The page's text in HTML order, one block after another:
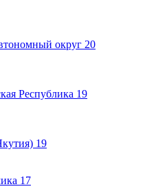
округ 20
Республика 19
19
17